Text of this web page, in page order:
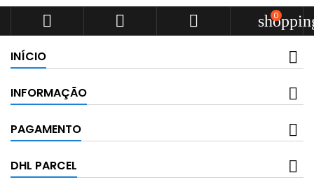
   0
INÍCIO
INFORMAÇÃO
PAGAMENTO
DHL PARCEL